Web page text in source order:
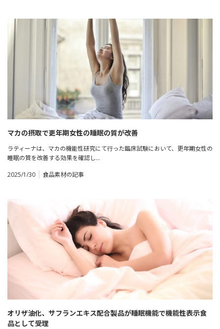
マカの摂取で更年期女性の睡眠の質が改善
ラティーナは、マカの機能性研究にて行った臨床試験において、更年期女性の
睡眠の質を改善する効果を確認し…
2025/1/30
食品素材の記事
オリザ油化、サフランエキス配合製品が睡眠機能で機能性表⽰⾷
品として受理